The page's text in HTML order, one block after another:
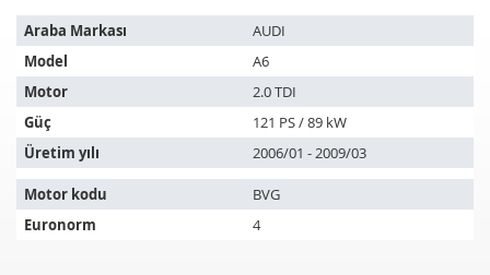
Bu
ürün
aşağıdaki
araçlara
uyar:
Araba Markası
AUDI
Model
A6
Motor
2.0 TDI
Güç
121 PS / 89 kW
Üretim yılı
2006/01 - 2009/03
Motor kodu
BVG
Euronorm
4